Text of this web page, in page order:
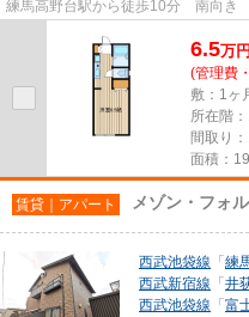
練馬高野台駅から徒歩10分 南向き
6.5万円
(管理費
敷：1ヶ
所在階
間取り
面積：
賃貸｜アパート メゾン・フォ
西武池袋線 「 練
西武新宿線 「 井
西武池袋線 「 富